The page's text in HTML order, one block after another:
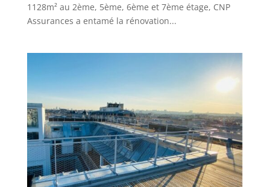
1128m² au 2ème, 5ème, 6ème et 7ème étage, CNP
Assurances a entamé la rénovation...